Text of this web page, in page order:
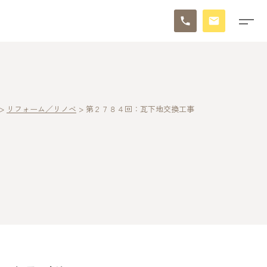
> リフォーム／リノベ > 第２７８４回：瓦下地交換工事